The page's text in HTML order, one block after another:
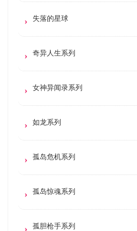
失落的星球
奇异人生系列
女神异闻录系列
如龙系列
孤岛危机系列
孤岛惊魂系列
孤胆枪手系列